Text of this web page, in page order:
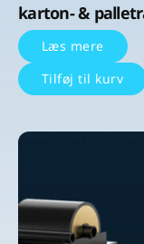
karton- &
Læs mere
Tilføj til kurv